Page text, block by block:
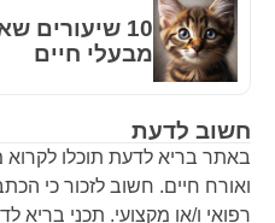
חשוב לדעת
באתר בריא לדעת תוכלו לקרוא
ואורח חיים. חשוב לזכור כי
רפואי ו/או מקצועי. תכני
10 שיעורים
מבעלי חיים